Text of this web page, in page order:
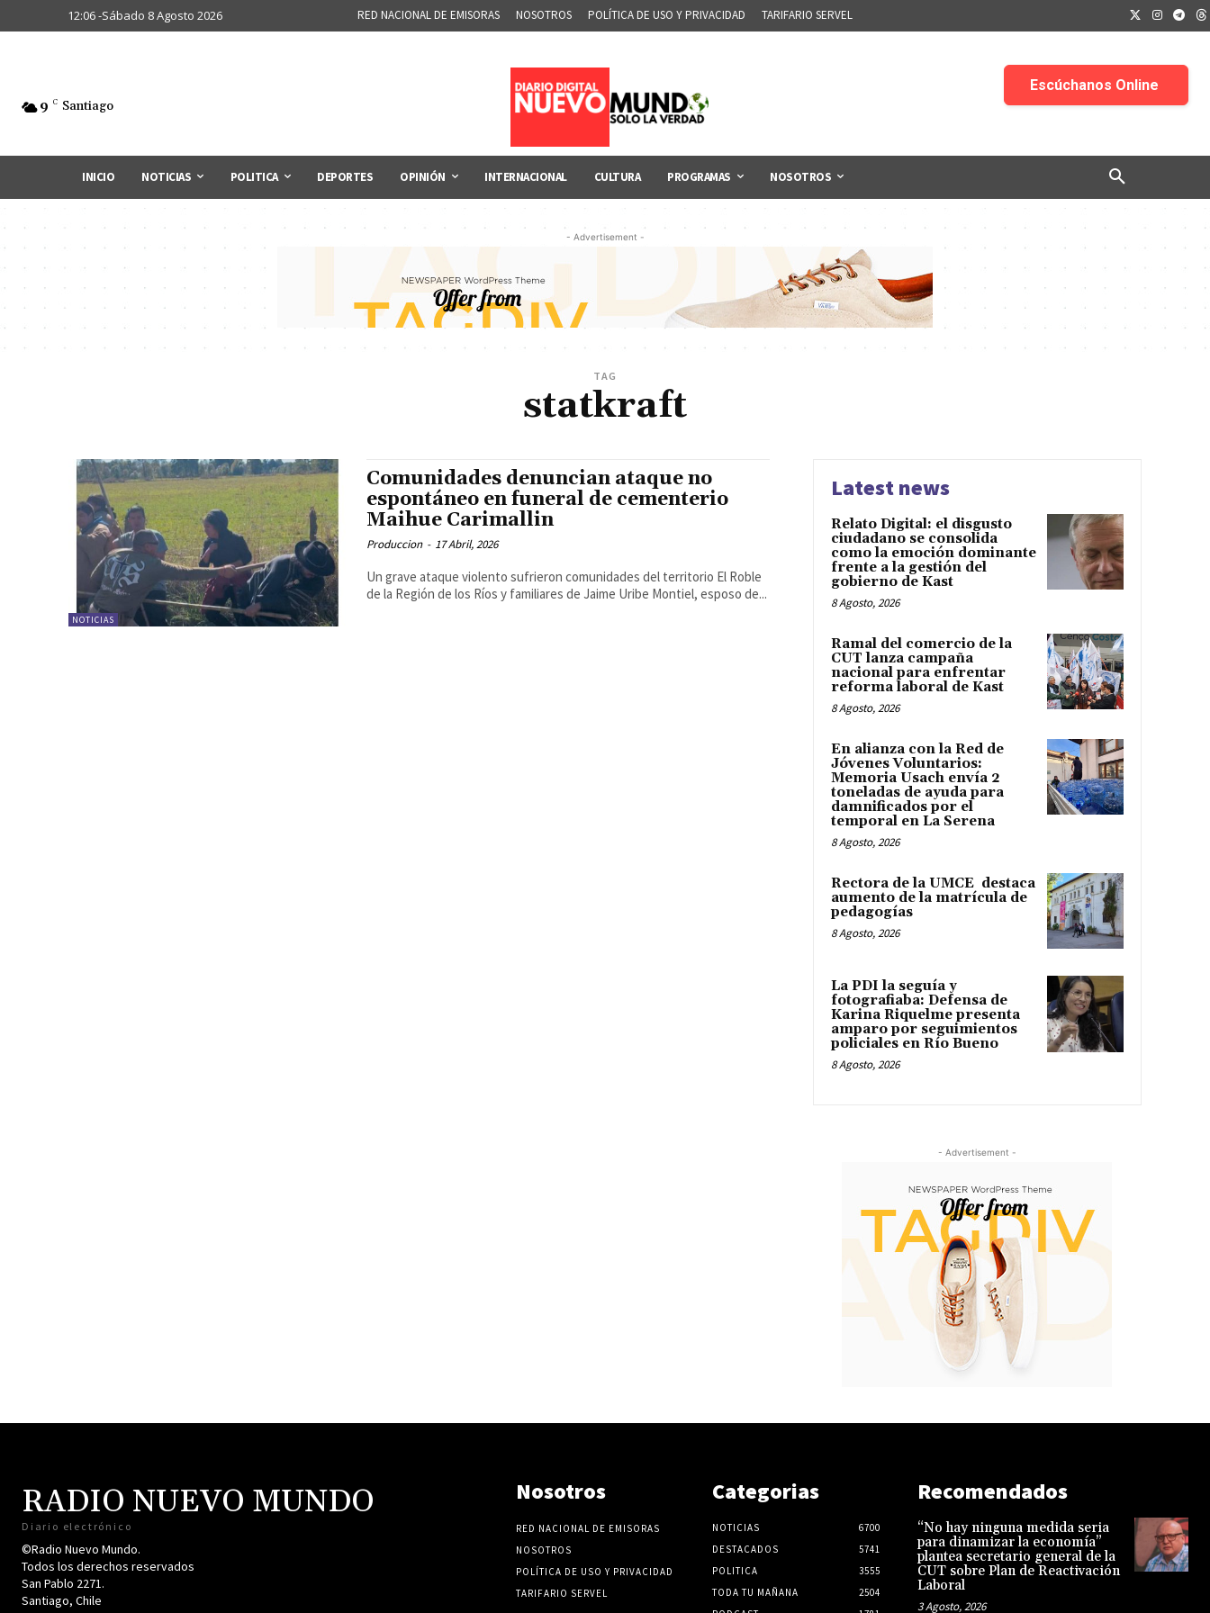
12:06 -Sábado 8 Agosto 2026 RED NACIONAL DE EMISORAS NOSOTROS POLÍTICA DE USO Y PRIVACIDAD TARIFARIO SERVEL
9 C Santiago
INICIO NOTICIAS POLITICA DEPORTES OPINIÓN INTERNACIONAL CULTURA PROGRAMAS NOSOTROS
- Advertisement -
TAG
statkraft
NOTICIAS
Comunidades denuncian ataque no
espontáneo en funeral de cementerio
Maihue Carimallin
Produccion - 17 Abril, 2026
Un grave ataque violento sufrieron comunidades del territorio El Roble
de la Región de los Ríos y familiares de Jaime Uribe Montiel, esposo de...
Latest news
Relato Digital: el disgusto
ciudadano se consolida
como la emoción dominante
frente a la gestión del
gobierno de Kast
8 Agosto, 2026
Ramal del comercio de la
CUT lanza campaña
nacional para enfrentar
reforma laboral de Kast
8 Agosto, 2026
En alianza con la Red de
Jóvenes Voluntarios:
Memoria Usach envía 2
toneladas de ayuda para
damnificados por el
temporal en La Serena
8 Agosto, 2026
Rectora de la UMCE destaca
aumento de la matrícula de
pedagogías
8 Agosto, 2026
La PDI la seguía y
fotografiaba: Defensa de
Karina Riquelme presenta
amparo por seguimientos
policiales en Río Bueno
8 Agosto, 2026
- Advertisement -
RADIO NUEVO MUNDO
Diario electrónico
©Radio Nuevo Mundo.
Todos los derechos reservados
San Pablo 2271.
Santiago, Chile
Nosotros
RED NACIONAL DE EMISORAS
NOSOTROS
POLÍTICA DE USO Y PRIVACIDAD
TARIFARIO SERVEL
Categorias
NOTICIAS
6700
DESTACADOS
5741
POLITICA
3555
TODA TU MAÑANA
2504
Recomendados
“No hay ninguna medida seria
para dinamizar la economía”
plantea secretario general de la
CUT sobre Plan de Reactivación
Laboral
3 Agosto, 2026